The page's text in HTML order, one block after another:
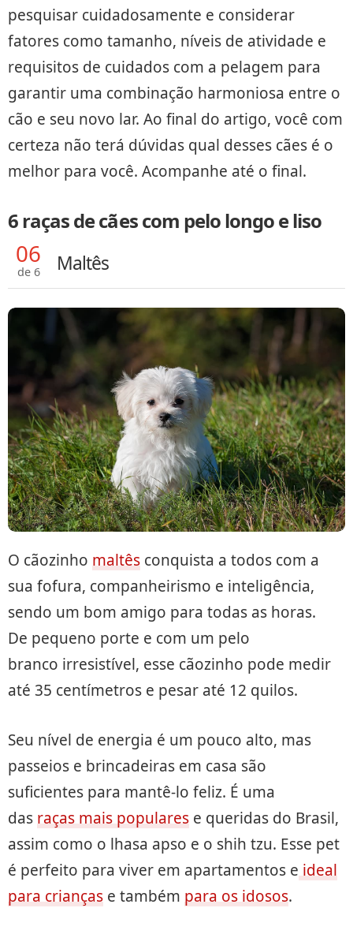
pesquisar cuidadosamente e considerar
fatores como tamanho, níveis de atividade e
requisitos de cuidados com a pelagem para
garantir uma combinação harmoniosa entre o
cão e seu novo lar. Ao final do artigo, você com
certeza não terá dúvidas qual desses cães é o
melhor para você. Acompanhe até o final.
6 raças de cães com pelo longo e liso
06
de 6 Maltês
O cãozinho maltês conquista a todos com a
sua fofura, companheirismo e inteligência,
sendo um bom amigo para todas as horas.
De pequeno porte e com um pelo
branco irresistível, esse cãozinho pode medir
até 35 centímetros e pesar até 12 quilos.
Seu nível de energia é um pouco alto, mas
passeios e brincadeiras em casa são
suficientes para mantê-lo feliz. É uma
das raças mais populares e queridas do Brasil,
assim como o lhasa apso e o shih tzu. Esse pet
é perfeito para viver em apartamentos e ideal
para crianças e também para os idosos.